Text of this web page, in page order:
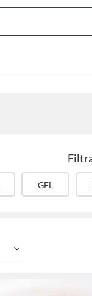
Bar
GEL